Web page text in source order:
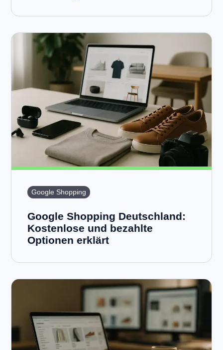
Google Shopping
Google Shopping Deutschland:
Kostenlose und bezahlte
Optionen erklärt